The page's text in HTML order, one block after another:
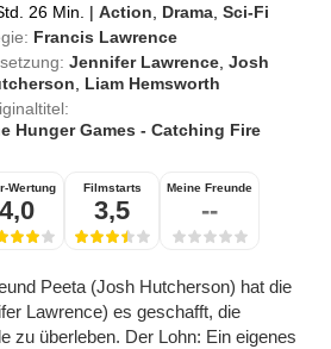
26 Min. | Action Drama ,Sci-Fi
Francis Lawrence
Jennifer Lawrence ,Josh
Liam Hemsworth
Hunger Games - Catching Fire
Wertung
4,0
Filmstarts
3,5
Meine Freunde
--
Peeta (Josh Hutcherson) hat die
Lawrence) es geschafft, die
zu überleben. Der Lohn: Ein eigenes